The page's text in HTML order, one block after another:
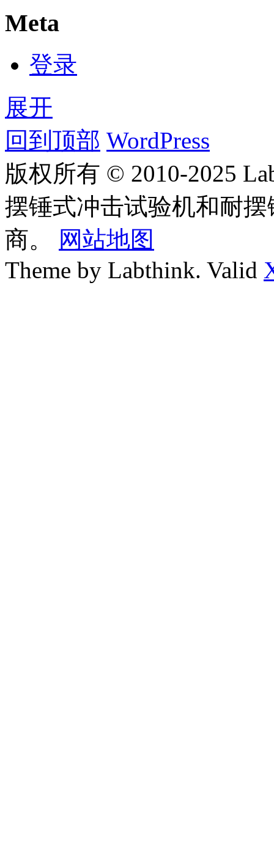
Meta
登录
展开
回到顶部 WordPress
版权所有 © 2010-2025
摆锤式冲击试验机和耐
商。
网站地图
Theme by Labthink. Valid